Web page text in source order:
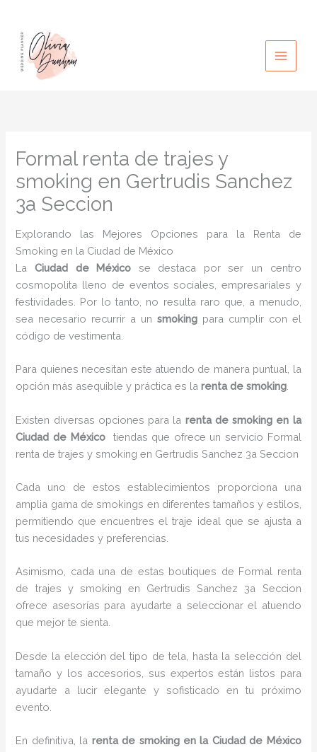
contenido
Formal renta de trajes y
smoking en Gertrudis Sanchez
3a Seccion
Explorando las Mejores Opciones para la Renta de
Smoking en la Ciudad de México
LaCiudad de México se destaca por ser un centro
cosmopolita lleno de eventos sociales, empresariales y
festividades. Por lo tanto, no resulta raro que, a menudo,
sea necesario recurrir a un smokingpara cumplir con el
código de vestimenta.
Para quienes necesitan este atuendo de manera puntual, la
opción más asequible y práctica es larenta de smoking
Existen diversas opciones para la renta de smoking en la
Ciudad de México
tiendas que ofrece un servicio Formal
renta de trajes y smoking en Gertrudis Sanchez 3a Seccion
Cada uno de estos establecimientos proporciona una
amplia gama de smokings en diferentes tamaños y estilos,
permitiendo que encuentres el traje ideal que se ajusta a
tus necesidades y preferencias.
Asimismo, cada una de estas boutiques de Formal renta
de trajes y smoking en Gertrudis Sanchez 3a Seccion
ofrece asesorías para ayudarte a seleccionar el atuendo
que mejor te sienta.
Desde la elección del tipo de tela, hasta la selección del
tamaño y los accesorios, sus expertos están listos para
ayudarte a lucir elegante y sofisticado en tu próximo
evento.
En definitiva, la renta de smoking en la Ciudad de México